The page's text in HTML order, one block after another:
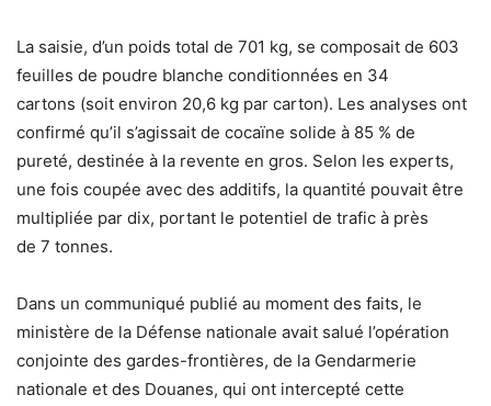
La saisie, d’un poids total de 701 kg, se composait de 603
feuilles de poudre blanche conditionnées en 34
cartons (soit environ 20,6 kg par carton). Les analyses ont
confirmé qu’il s’agissait de cocaïne solide à 85 % de
pureté, destinée à la revente en gros. Selon les experts,
une fois coupée avec des additifs, la quantité pouvait être
multipliée par dix, portant le potentiel de trafic à près
de 7 tonnes.
Dans un communiqué publié au moment des faits, le
ministère de la Défense nationale avait salué l’opération
conjointe des gardes-frontières, de la Gendarmerie
nationale et des Douanes, qui ont intercepté cette